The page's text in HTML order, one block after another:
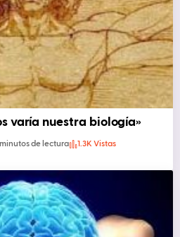
varía nuestra biología»
de lectura 1.3K Vistas